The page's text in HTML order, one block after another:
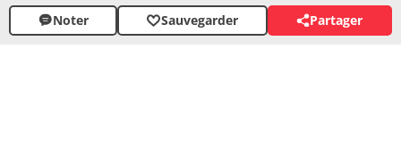
Noter Sauvegarder Partager